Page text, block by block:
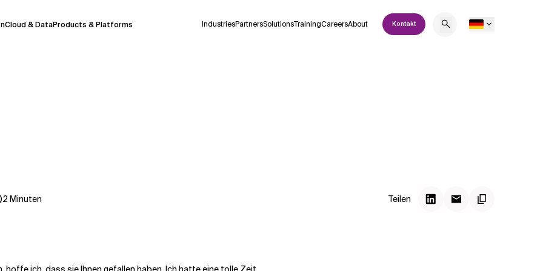
Cloud & DataProducts & Platforms IndustriesPartnersSolutionsTrainingCareersAbout Kontakt
bevor Sie Entscheidungen treffen oder
2 Minuten Teilen